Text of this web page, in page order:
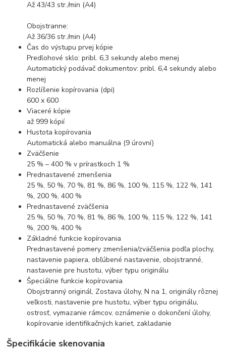
Až 43/43 str./min (A4)
Obojstranne:
Až 36/36 str./min (A4)
Čas do výstupu prvej kópie
Predlohové sklo: pribl. 6,3 sekundy alebo menej
Automatický podávač dokumentov: pribl. 6,4 sekundy alebo
menej
Rozlíšenie kopírovania (dpi)
600 x 600
Viaceré kópie
až 999 kópií
Hustota kopírovania
Automatická alebo manuálna (9 úrovní)
Zväčšenie
25 % – 400 % v prírastkoch 1 %
Prednastavené zmenšenia
25 %, 50 %, 70 %, 81 %, 86 %, 100 %, 115 %, 122 %, 141
%, 200 %, 400 %
Prednastavené zväčšenia
25 %, 50 %, 70 %, 81 %, 86 %, 100 %, 115 %, 122 %, 141
%, 200 %, 400 %
Základné funkcie kopírovania
Prednastavené pomery zmenšenia/zväčšenia podľa plochy,
nastavenie papiera, obľúbené nastavenie, obojstranné,
nastavenie pre hustotu, výber typu originálu
Špeciálne funkcie kopírovania
Obojstranný originál, Zostava úlohy, N na 1, originály rôznej
veľkosti, nastavenie pre hustotu, výber typu originálu,
ostrosť, vymazanie rámcov, oznámenie o dokončení úlohy,
kopírovanie identifikačných kariet, zakladanie
Špecifikácie skenovania